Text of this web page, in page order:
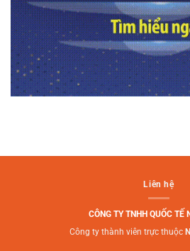
Liên hệ
CÔNG TY TNHH QUỐC TẾ
Công ty thành viên trực thuộc